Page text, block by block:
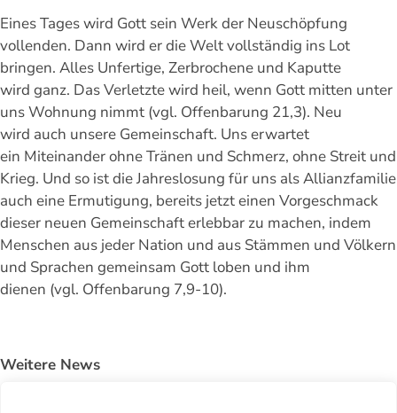
Eines Tages wird Gott sein Werk der Neuschöpfung
vollenden. Dann wird er die Welt vollständig ins Lot
bringen. Alles Unfertige, Zerbrochene und Kaputte
wird ganz. Das Verletzte wird heil, wenn Gott mitten unter
uns Wohnung nimmt (vgl. Offenbarung 21,3). Neu
wird auch unsere Gemeinschaft. Uns erwartet
ein Miteinander ohne Tränen und Schmerz, ohne Streit und
Krieg. Und so ist die Jahreslosung für uns als Allianzfamilie
auch eine Ermutigung, bereits jetzt einen Vorgeschmack
dieser neuen Gemeinschaft erlebbar zu machen, indem
Menschen aus jeder Nation und aus Stämmen und Völkern
und Sprachen gemeinsam Gott loben und ihm
dienen (vgl. Offenbarung 7,9-10).
Weitere News